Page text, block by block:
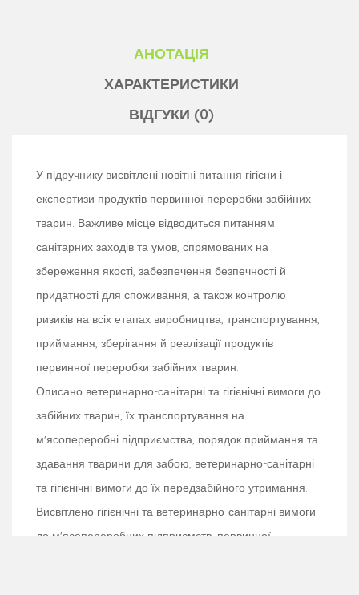
АНОТАЦІЯ
ХАРАКТЕРИСТИКИ
ВІДГУКИ (0)
У підручнику висвітлені новітні питання гігієни і
експертизи продуктів первинної переробки забійних
тварин. Важливе місце відводиться питанням
санітарних заходів та умов, спрямованих на
збереження якості, забезпечення безпечності й
придатності для споживання, а також контролю
ризиків на всіх етапах виробництва, транспортування,
приймання, зберігання й реалізації продуктів
первинної переробки забійних тварин.
Описано ветеринарно-санітарні та гігієнічні вимоги до
забійних тварин, їх транспортування на
м'ясопереробні підприємства, порядок приймання та
здавання тварини для забою, ветеринарно-санітарні
та гігієнічні вимоги до їх передзабійного утримання.
Висвітлено гігієнічні та ветеринарно-санітарні вимоги
до м'ясопереробних підприємств, первинної